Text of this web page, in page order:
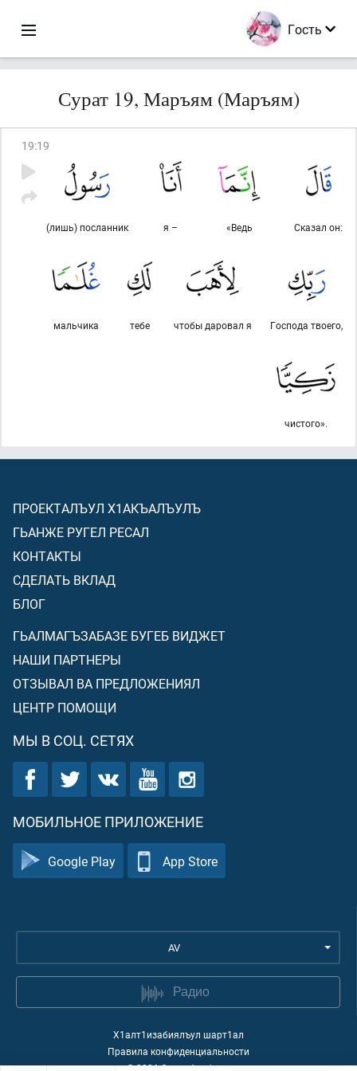
Гость
Сурат 19, Маръям (Маръям)
19:19
Сказал он:
«Ведь
я –
(лишь) посланник
Господа твоего,
чтобы даровал я
тебе
мальчика
чистого».
ПРОЕКТАЛЪУЛ Х1АКЪАЛЪУЛЪ
ГЬАНЖЕ РУГЕЛ РЕСАЛ
КОНТАКТЫ
СДЕЛАТЬ ВКЛАД
БЛОГ
ГЬАЛМАГЪЗАБАЗЕ БУГЕБ ВИДЖЕТ
НАШИ ПАРТНЕРЫ
ОТЗЫВАЛ ВА ПРЕДЛОЖЕНИЯЛ
ЦЕНТР ПОМОЩИ
МЫ В СОЦ. СЕТЯХ
МОБИЛЬНОЕ ПРИЛОЖЕНИЕ
Google Play App Store
AV
Радио
Х1алт1изабиялъул шарт1ал
Правила конфиденциальности
©2026Quran Academy